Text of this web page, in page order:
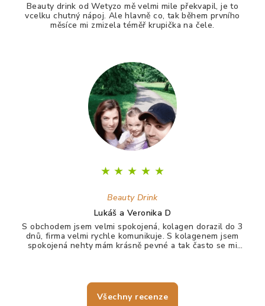
Beauty drink od Wetyzo mě velmi mile překvapil, je to
vcelku chutný nápoj. Ale hlavně co, tak během prvního
měsíce mi zmizela téměř krupička na čele.
★ ★ ★ ★ ★
Beauty Drink
Lukáš a Veronika D
S obchodem jsem velmi spokojená, kolagen dorazil do 3
dnů, firma velmi rychle komunikuje. S kolagenem jsem
spokojená nehty mám krásně pevné a tak často se mi
Všechny recenze